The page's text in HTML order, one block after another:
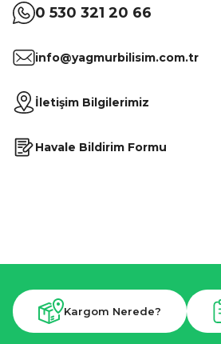
0 530 321 20 66
info@yagmurbilisim.com.tr
İletişim Bilgilerimiz
Havale Bildirim Formu
Kargom Nerede?